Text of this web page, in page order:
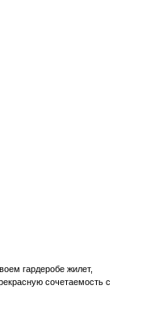
гардеробе жилет,
сочетаемость с